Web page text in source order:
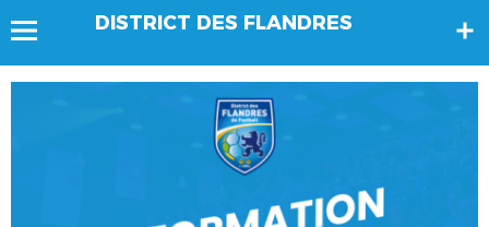
DISTRICT DES FLANDRES